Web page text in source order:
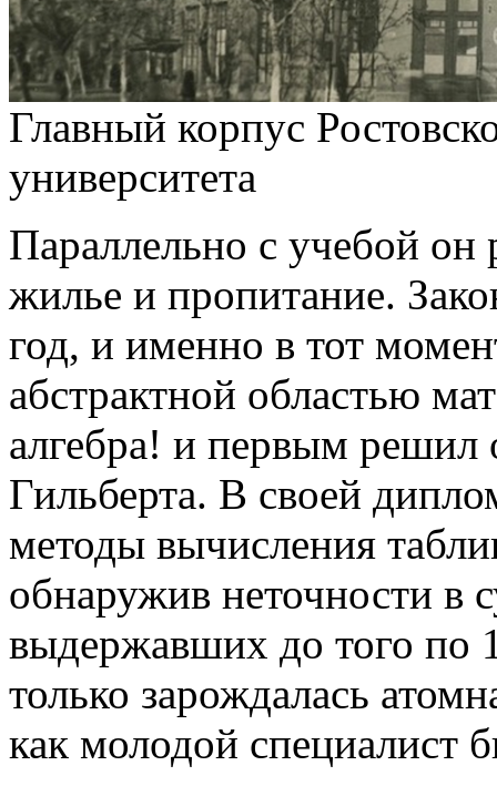
Главный корпус
университета
Параллельно с учебой он
жилье и пропитание.
год, и именно в тот
абстрактной областью
алгебра! и первым
Гильберта. В своей
методы вычисления
обнаружив неточности в
выдержавших до того по
только зарождалась
как молодой специалист